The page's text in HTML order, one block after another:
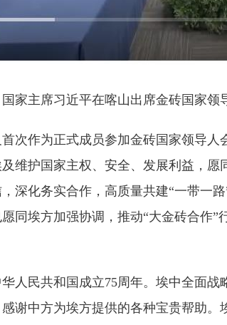
主席习近平在喀山出席金砖国家领
作为正式成员参加金砖国家领导人
维护国家主权、安全、发展利益，
深化务实合作，高质量共建“一带一
同埃方加强协调，推动“大金砖合作
民共和国成立75周年。埃中全面战
谢中方为埃方提供的各种宝贵帮助